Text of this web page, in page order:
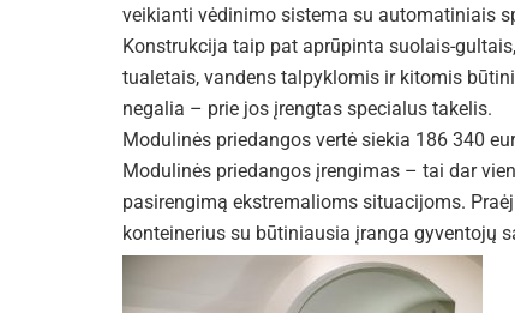
veikianti vėdinimo sistema su automatiniais
Konstrukcija taip pat aprūpinta suolais-
tualetais, vandens talpyklomis ir kitomis
negalia – prie jos įrengtas specialus takelis.
Modulinės priedangos vertė siekia 186 340
Modulinės priedangos įrengimas – tai dar
pasirengimą ekstremalioms situacijoms.
konteinerius su būtiniausia įranga gyventojų